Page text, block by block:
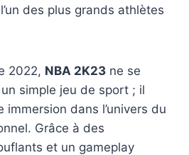
des plus grands athlètes
2022, NBA 2K23 ne se
simple jeu de sport ; il
immersion dans l’univers du
Grâce à des
et un gameplay